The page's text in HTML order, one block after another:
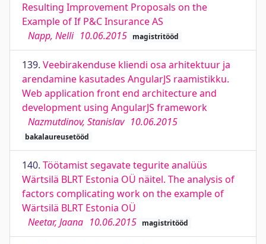
Resulting Improvement Proposals on the
Example of If P&C Insurance AS
Napp, Nelli 10.06.2015 magistritööd
139. Veebirakenduse kliendi osa arhitektuur ja
arendamine kasutades AngularJS raamistikku.
Web application front end architecture and
development using AngularJS framework
Nazmutdinov, Stanislav 10.06.2015
bakalaureusetööd
140. Töötamist segavate tegurite analüüs
Wärtsilä BLRT Estonia OÜ näitel. The analysis of
factors complicating work on the example of
Wärtsilä BLRT Estonia OÜ
Neetar, Jaana 10.06.2015 magistritööd